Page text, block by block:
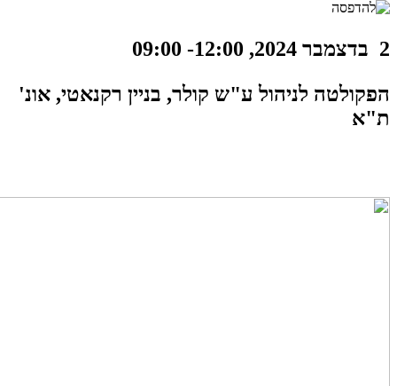
2 בדצמבר 2024, 12:00- 09:00
הפקולטה לניהול ע"ש קולר, בניין רקנאטי, אונ'
ת"א